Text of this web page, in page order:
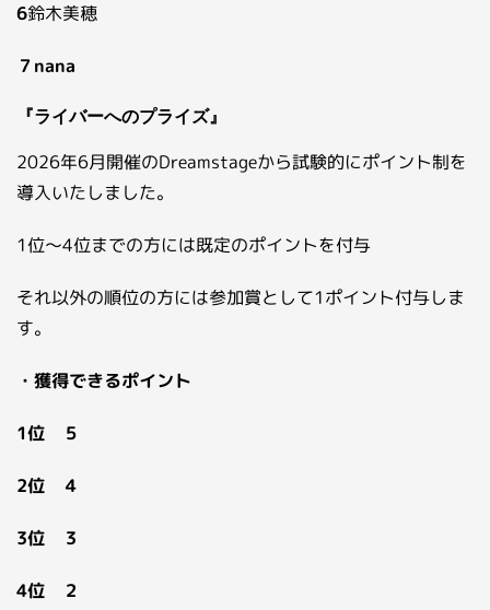
6鈴木美穂
７nana
『ライバーへのプライズ』
2026年6月開催のDreamstageから試験的にポイント制を
導入いたしました。
1位～4位までの方には既定のポイントを付与
それ以外の順位の方には参加賞として1ポイント付与しま
す。
・獲得できるポイント
1位 ５
2位 ４
3位 ３
4位 ２